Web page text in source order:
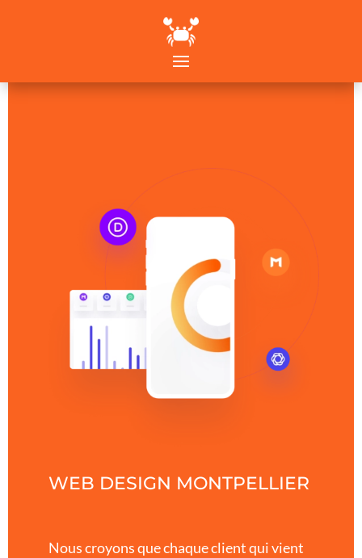
WEB DESIGN MONTPELLIER
Nous croyons que chaque client qui vient